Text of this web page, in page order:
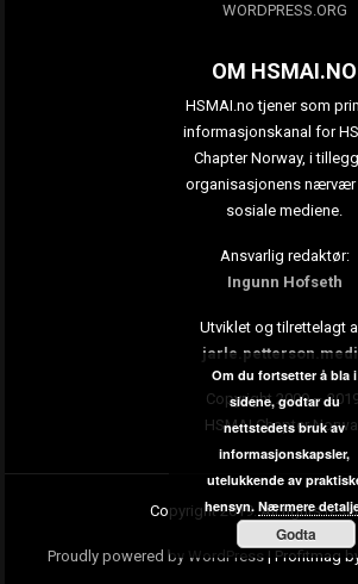
WORDPRESS.ORG
OM HSMAI.NO
HSMAI.no tjener som
informasjonskanal for
Chapter Norway, i
organisasjonens nærvær
sosiale mediene.
Ansvarlig redaktør:
Ingunn Hofseth
Utviklet og tilrettelagt
Copyright 2009 –
HSMAI Chapter
Copyright 2019. All rights
Proudly powered by WordPress | Profitmag
Om du fortsetter å bla i
sidene, godtar du
nettstedets bruk av
informasjonskapsler,
utelukkende av
hensyn. Nærmere
Godta